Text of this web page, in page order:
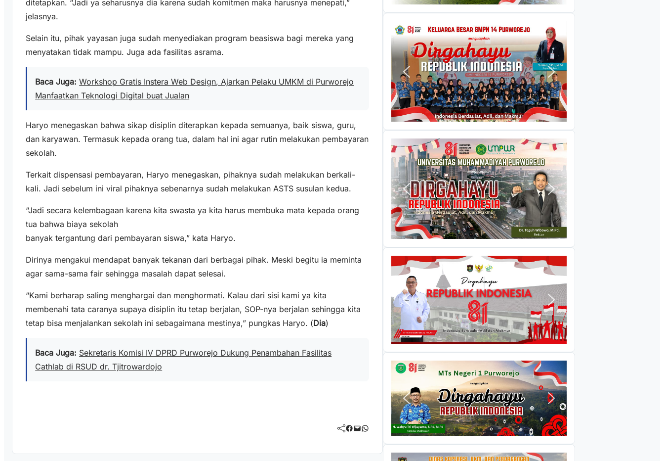
ditetapkan. “Jadi ya seharusnya dia karena sudah komitmen maka harusnya menepati,”
jelasnya.
Selain itu, pihak yayasan juga sudah menyediakan program beasiswa bagi mereka yang
menyatakan tidak mampu. Juga ada fasilitas asrama.
Baca Juga: Workshop Gratis Instera Web Design, Ajarkan Pelaku UMKM di Purworejo
Manfaatkan Teknologi Digital buat Jualan
Haryo menegaskan bahwa sikap disiplin diterapkan kepada semuanya, baik siswa, guru,
dan karyawan. Termasuk kepada orang tua, dalam hal ini agar rutin melakukan pembayaran
sekolah.
Terkait dispensasi pembayaran, Haryo menegaskan, pihaknya sudah melakukan berkali-
kali. Jadi sebelum ini viral pihaknya sebenarnya sudah melakukan ASTS susulan kedua.
“Jadi secara kelembagaan karena kita swasta ya kita harus membuka mata kepada orang
tua bahwa biaya sekolah
banyak tergantung dari pembayaran siswa,” kata Haryo.
Dirinya mengakui mendapat banyak tekanan dari berbagai pihak. Meski begitu ia meminta
agar sama-sama fair sehingga masalah dapat selesai.
“Kami berharap saling menghargai dan menghormati. Kalau dari sisi kami ya kita
membenahi tata caranya supaya disiplin itu tetap berjalan, SOP-nya berjalan sehingga kita
tetap bisa menjalankan sekolah ini sebagaimana mestinya,” pungkas Haryo. (Dia)
Baca Juga: Sekretaris Komisi IV DPRD Purworejo Dukung Penambahan Fasilitas
Cathlab di RSUD dr. Tjitrowardojo
Facebook Mail WhatsApp